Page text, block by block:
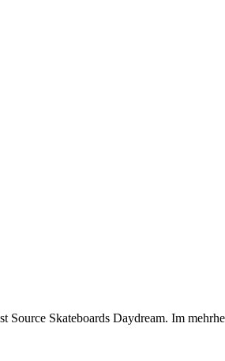
Source Skateboards Daydream. Im